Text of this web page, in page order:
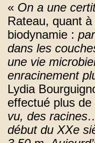
« On a une
Rateau, quant à
biodynamie :
dans les
une vie
enracinement
Lydia
effectué plus
vu, des
début du XXe